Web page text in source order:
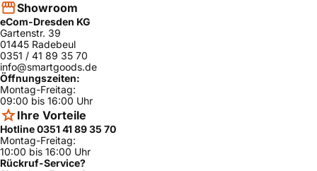
Showroom
eCom-Dresden KG
Gartenstr. 39
01445 Radebeul
0351 / 41 89 35 70
info@smartgoods.de
Öffnungszeiten:
Montag-Freitag:
09:00 bis 16:00 Uhr
Ihre Vorteile
Hotline 0351 41 89 35 70
Montag-Freitag:
10:00 bis 16:00 Uhr
Rückruf-Service?